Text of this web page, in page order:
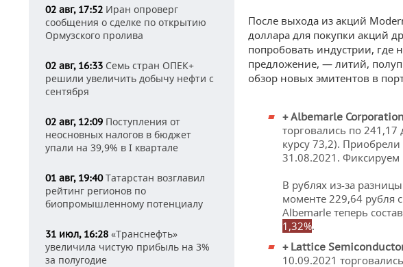
02 авг, 17:52 Иран опроверг
сообщения о сделке по открытию
Ормузского пролива
02 авг, 16:33 Семь стран ОПЕК+
решили увеличить добычу нефти с
сентября
02 авг, 12:09 Поступления от
неосновных налогов в бюджет
упали на 39,9% в I квартале
01 авг, 19:40Татарстан возглавил
рейтинг регионов по
биопромышленному потенциалу
31 июл, 16:28 «Транснефть»
увеличила чистую прибыль на 3%
за полугодие
После выхода из акций
доллара для покупки акций
попробовать индустрии,
предложение, — литий,
обзор новых эмитентов в
+Albemarle Corporation
торговались по
курсу 73,2).
31.08.2021. Фиксируем
В рублях из-за
моменте 229,64 рубля
Albemarle теперь
1,32%.
+ Lattice
10.09.2021